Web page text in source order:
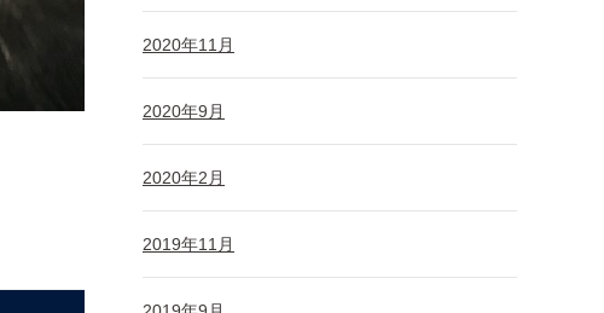
2020年11月
2020年9月
2020年2月
2019年11月